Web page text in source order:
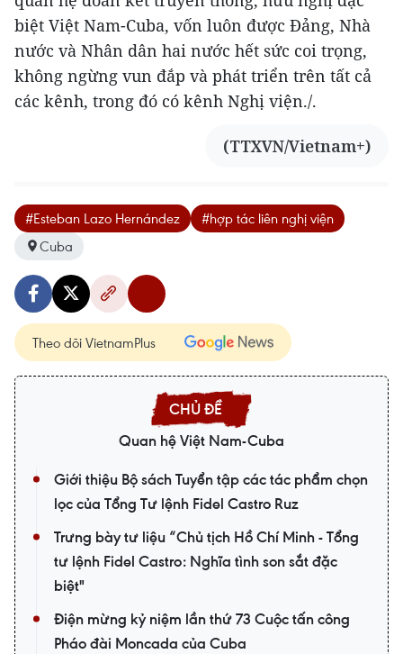
biệt Việt Nam-Cuba, vốn luôn được Đảng, Nhà
nước và Nhân dân hai nước hết sức coi trọng,
không ngừng vun đắp và phát triển trên tất cả
các kênh, trong đó có kênh Nghị viện./.
(TTXVN/Vietnam+)
#Esteban Lazo Hernández
#hợp tác liên nghị viện
Cuba
Theo dõi VietnamPlus
Quan hệ Việt Nam-Cuba
Giới thiệu Bộ sách Tuyển tập các tác phẩm chọn
lọc của Tổng Tư lệnh Fidel Castro Ruz
Trưng bày tư liệu “Chủ tịch Hồ Chí Minh - Tổng
tư lệnh Fidel Castro: Nghĩa tình son sắt đặc
biệt"
Điện mừng kỷ niệm lần thứ 73 Cuộc tấn công
Pháo đài Moncada của Cuba